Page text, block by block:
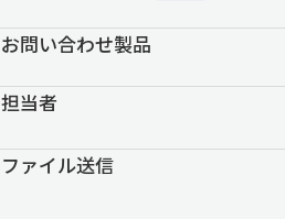
お問い合わせ製品
担当者
ファイル送信